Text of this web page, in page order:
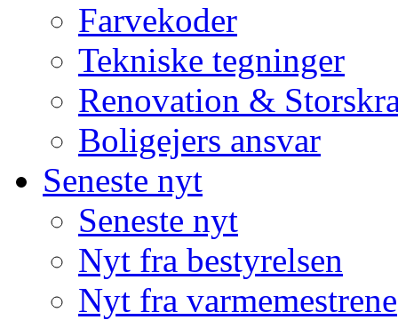
Farvekoder
Tekniske tegninger
Renovation &
Boligejers ansvar
Seneste nyt
Seneste nyt
Nyt fra bestyrelsen
Nyt fra varmemestrene